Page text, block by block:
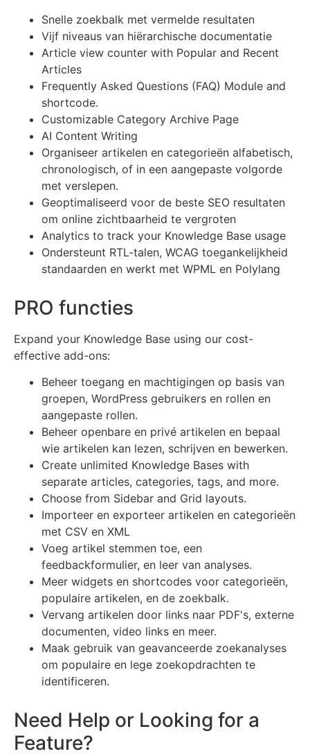
Snelle zoekbalk met vermelde resultaten
Vijf niveaus van hiërarchische documentatie
Article view counter with Popular and Recent
Articles
Frequently Asked Questions (FAQ) Module and
shortcode.
Customizable Category Archive Page
AI Content Writing
Organiseer artikelen en categorieën alfabetisch,
chronologisch, of in een aangepaste volgorde
met verslepen.
Geoptimaliseerd voor de beste SEO resultaten
om online zichtbaarheid te vergroten
Analytics to track your Knowledge Base usage
Ondersteunt RTL-talen, WCAG toegankelijkheid
standaarden en werkt met WPML en Polylang
PRO functies
Expand your Knowledge Base using our cost-
effective add-ons:
Beheer toegang en machtigingen op basis van
groepen, WordPress gebruikers en rollen en
aangepaste rollen.
Beheer openbare en privé artikelen en bepaal
wie artikelen kan lezen, schrijven en bewerken.
Create unlimited Knowledge Bases with
separate articles, categories, tags, and more.
Choose from Sidebar and Grid layouts.
Importeer en exporteer artikelen en categorieën
met CSV en XML
Voeg artikel stemmen toe, een
feedbackformulier, en leer van analyses.
Meer widgets en shortcodes voor categorieën,
populaire artikelen, en de zoekbalk.
Vervang artikelen door links naar PDF's, externe
documenten, video links en meer.
Maak gebruik van geavanceerde zoekanalyses
om populaire en lege zoekopdrachten te
identificeren.
Need Help or Looking for a
Feature?